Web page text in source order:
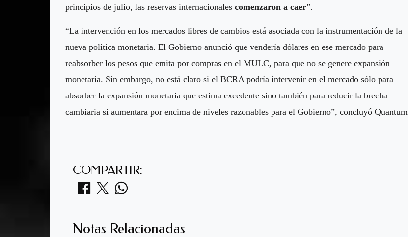
principios de julio, las reservas internacionales comenzaron a caer”.
“La intervención en los mercados libres de cambios está asociada con la instrumentación de la
nueva política monetaria. El Gobierno anunció que vendería dólares en ese mercado para
reabsorber los pesos que emita por compras en el MULC, para que no se genere expansión
monetaria. Sin embargo, no está claro si el BCRA podría intervenir en el mercado sólo para
absorber la expansión monetaria que estima excedente sino también para reducir la brecha
cambiaria si aumentara por encima de niveles razonables para el Gobierno”, concluyó Quantum
COMPARTIR:
Notas Relacionadas